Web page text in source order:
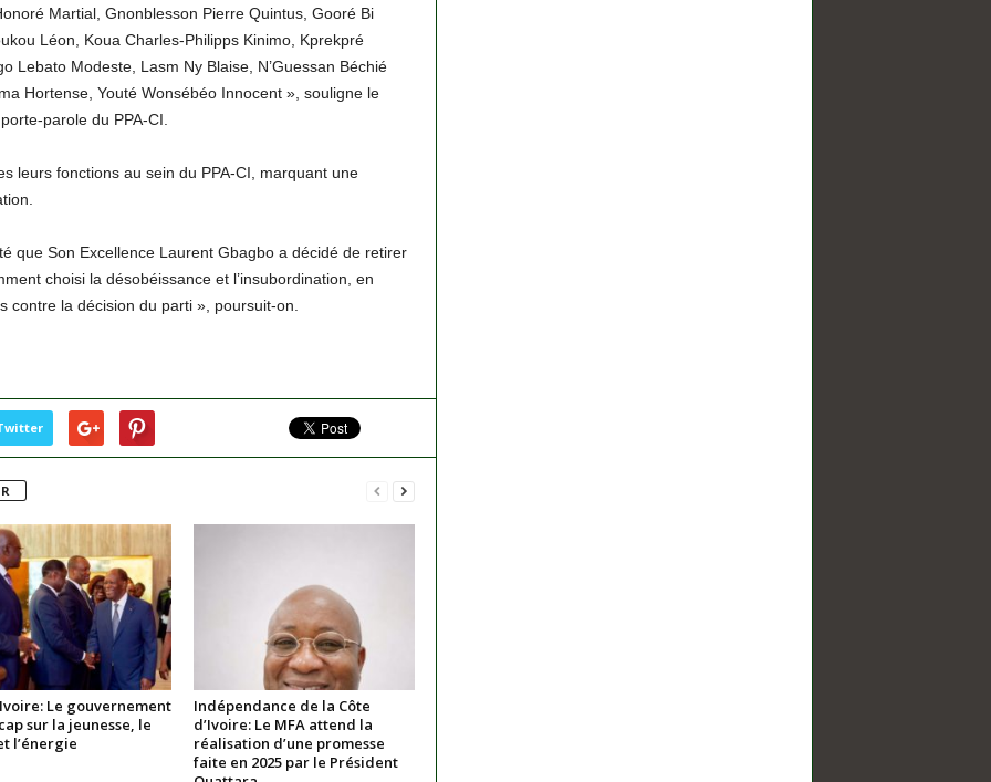
Martial, Gnonblesson Pierre Quintus, Gooré Bi
Léon, Koua Charles-Philipps Kinimo, Kprekpré
Lebato Modeste, Lasm Ny Blaise, N’Guessan Béchié
Hortense, Youté Wonsébéo Innocent », souligne le
parole du PPA-CI.
leurs fonctions au sein du PPA-CI, marquant une
que Son Excellence Laurent Gbagbo a décidé de retirer
choisi la désobéissance et l’insubordination, en
contre la décision du parti », poursuit-on.
Le gouvernement
sur la jeunesse, le
l’énergie
Indépendance de la Côte
d’Ivoire: Le MFA attend la
réalisation d’une promesse
faite en 2025 par le Président